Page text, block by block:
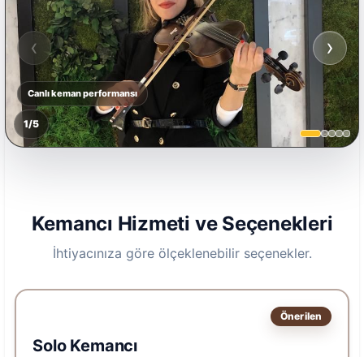
Canlı keman performansı
‹ ›
1/5
Kemancı Hizmeti ve Seçenekleri
İhtiyacınıza göre ölçeklenebilir seçenekler.
Önerilen
Solo Kemancı